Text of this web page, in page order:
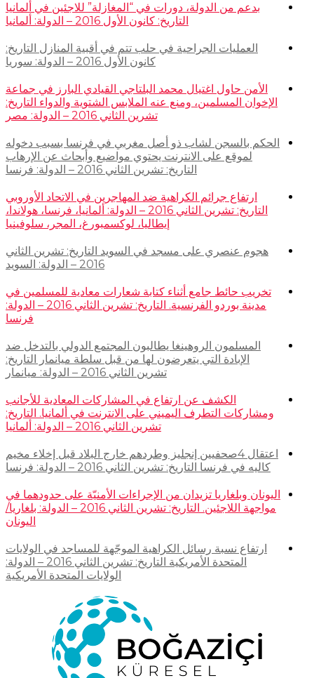
بدعم من الدولة، دورات في “المغازلة” للاجئين في ألمانيا
التاريخ: كانون الأول 2016 – الدولة: ألمانيا
العمليات الجراحية في حلب تتم في أقبية المنازل التاريخ:
كانون الأول 2016 – الدولة: سوريا
الأمن حاول اغتيال محمد البلتاجي القيادي البارز في جماعة
الإخوان المسلمين، ومنع عنه الملابس الشتوية والدواء التاريخ:
تشرين الثاني 2016 – الدولة: مصر
الحكم بالسجن لشاب ذو أصل مغربي في فرنسا بسبب دخوله
لموقع على الانترنت يحتوي مواضيع وأبحاث عن الإرهاب
التاريخ: تشرين الثاني 2016 – الدولة: فرنسا
ارتفاع جرائم الكراهية ضد المهاجرين في الاتحاد الأوروبي
التاريخ: تشرين الثاني 2016 – الدولة: ألمانيا، فرنسا، هولاندا،
إيطاليا، لوكسمبورغ، المجر، سلوفينيا
هجوم عنصري على مسجد في السويد التاريخ: تشرين الثاني
2016 – الدولة: السويد
تخريب حائط جامع أثناء كتابة شعارات معادية للمسلمين في
مدينة بوردو الفرنسية. التاريخ: تشرين الثاني 2016 – الدولة:
فرنسا
المسلمون الروهينغا يطالبون المجتمع الدولي بالتدخل ضد
الإبادة التي يتعرضون لها من قبل سلطة ميانمار التاريخ:
تشرين الثاني 2016 – الدولة: ميانمار
الكشف عن ارتفاع في المشاركات المعادية للأجانب
ومشاركات التطرف اليميني على الانترنت في ألمانيا. التاريخ:
تشرين الثاني 2016 – الدولة: ألمانيا
اعتقال 4صحفيين إنجليز وطردهم خارج البلاد قبل إخلاء مخيم
كاليه في فرنسا التاريخ: تشرين الثاني 2016 – الدولة: فرنسا
اليونان وبلغاريا تزيدان من الإجراءات الأمنيّة على حدودهما في
مواجهة اللاجئين. التاريخ: تشرين الثاني 2016 – الدولة: بلغاريا/
اليونان
ارتفاع نسبة رسائل الكراهية الموجّهة للمساجد في الولايات
المتحدة الأمريكية التاريخ: تشرين الثاني 2016 – الدولة:
الولايات المتحدة الأمريكية